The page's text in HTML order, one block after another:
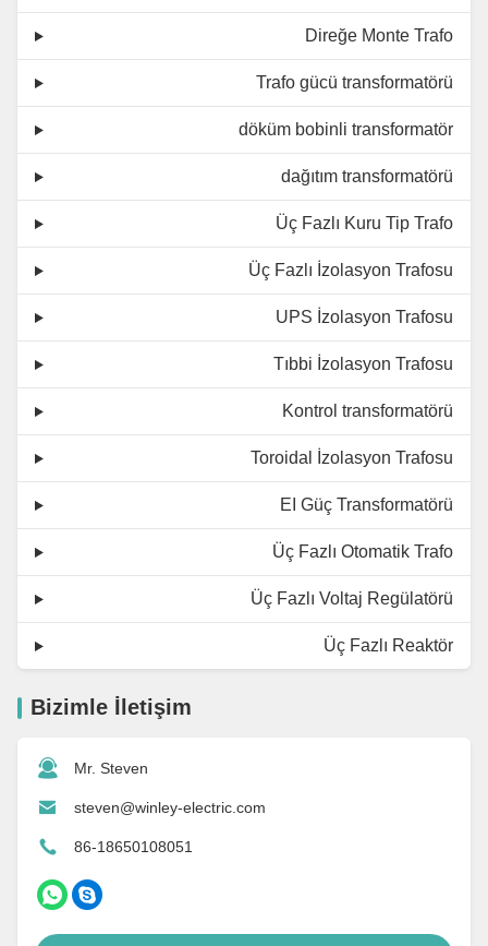
Direğe Monte Trafo
Trafo gücü transformatörü
döküm bobinli transformatör
dağıtım transformatörü
Üç Fazlı Kuru Tip Trafo
Üç Fazlı İzolasyon Trafosu
UPS İzolasyon Trafosu
Tıbbi İzolasyon Trafosu
Kontrol transformatörü
Toroidal İzolasyon Trafosu
EI Güç Transformatörü
Üç Fazlı Otomatik Trafo
Üç Fazlı Voltaj Regülatörü
Üç Fazlı Reaktör
Bizimle İletişim
Mr. Steven
steven@winley-electric.com
86-18650108051